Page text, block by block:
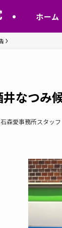
ホーム
井なつみ
石森愛事務所スタッフ